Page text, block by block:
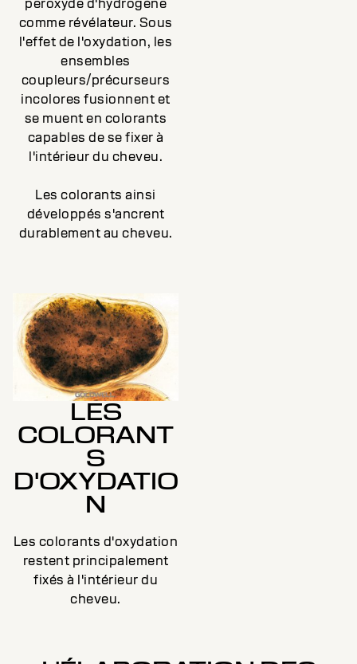
comme révélateur. Sous
l'effet de l'oxydation, les
ensembles
coupleurs/précurseurs
incolores fusionnent et
se muent en colorants
capables de se fixer à
l'intérieur du cheveu.
Les colorants ainsi
développés s'ancrent
durablement au cheveu.
LES
COLORANT
S
D'OXYDATIO
N
Les colorants d'oxydation
restent principalement
fixés à l'intérieur du
cheveu.